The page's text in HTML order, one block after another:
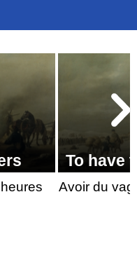
LICENSES
COLORS
To have
Avoir du